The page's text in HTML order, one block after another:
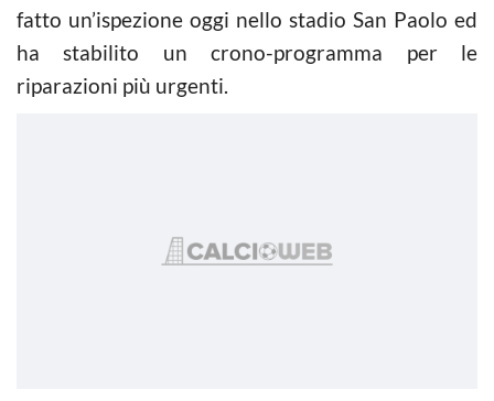
fatto un’ispezione oggi nello stadio San Paolo ed
ha stabilito un crono-programma per le
riparazioni più urgenti.